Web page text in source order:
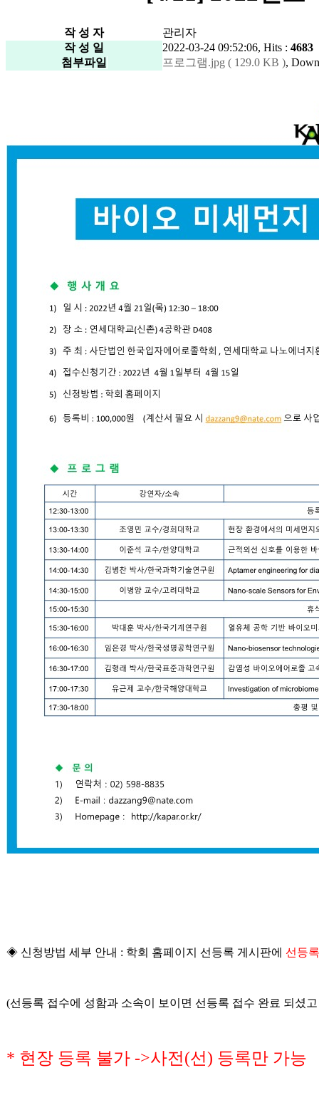
작 성 자
관리자
작 성 일
2022-03-24 09:52:06, Hits : 4683
첨부파일
프로그램.jpg ( 129.0 KB ),
◈ 신청방법 세부 안내 : 학회 홈페이지 선등록 게시판에 선등
(선등록 접수에 성함과 소속이 보이면 선등록 접수 완료 되셨
* 현장 등록 불가 ->사전(선) 등록만 가능